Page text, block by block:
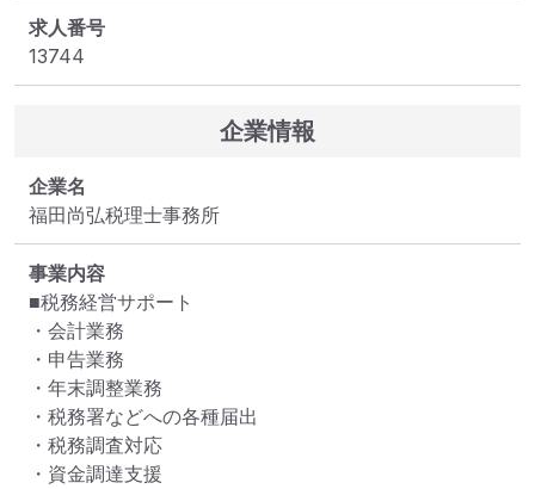
求人番号
13744
企業情報
企業名
福田尚弘税理士事務所
事業内容
■税務経営サポート
・会計業務
・申告業務
・年末調整業務
・税務署などへの各種届出
・税務調査対応
・資金調達支援